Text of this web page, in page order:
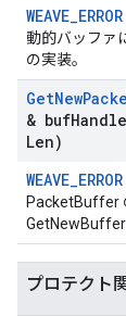
WEAVE_ERROR
動的バッファ
の実装。
GetNew
& bufHandle
Len)
WEAVE_ERROR
PacketBuffer
GetNewBuffer
プロテクト